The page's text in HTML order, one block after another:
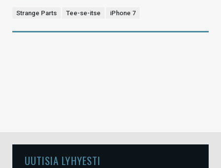
Strange Parts Tee-se-itse iPhone 7
UUTISIA LYHYESTI